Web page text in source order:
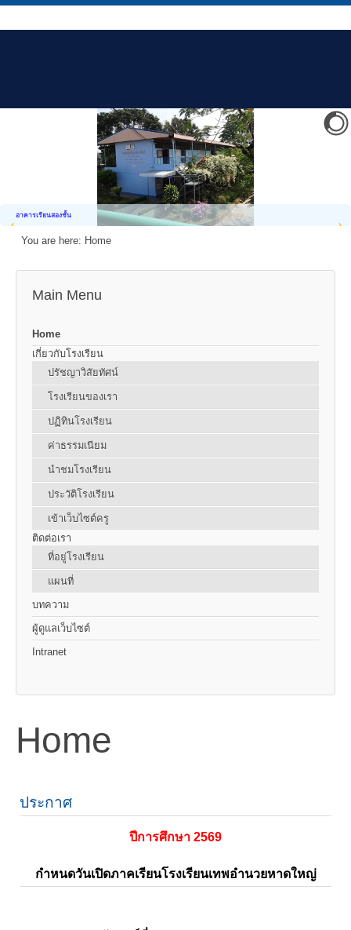
อาคารเรียนสองชั้น
You are here: Home
Main Menu
Home
เกี่ยวกับโรงเรียน
ปรัชญาวิสัยทัศน์
โรงเรียนของเรา
ปฏิทินโรงเรียน
ค่าธรรมเนียม
นำชมโรงเรียน
ประวัติโรงเรียน
เข้าเว็บไซต์ครู
ติดต่อเรา
ที่อยู่โรงเรียน
แผนที่
บทความ
ผู้ดูแลเว็บไซต์
Intranet
Home
ประกาศ
ปีการศึกษา 2569
กำหนดวันเปิดภาคเรียนโรงเรียนเทพอำนวยหาดใหญ่